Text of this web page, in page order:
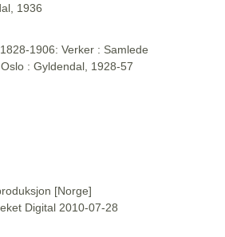
1936
1906: Verker : Samlede
: Gyldendal, 1928-57
[Norge]
Digital 2010-07-28